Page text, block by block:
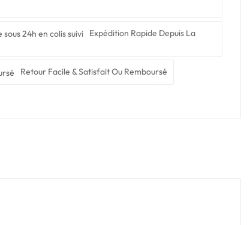
Expédition Rapide Depuis La
Retour Facile & Satisfait Ou Remboursé